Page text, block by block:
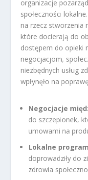
organizacje
społeczności
na rzecz stworzenia
które docierają do
dostępem do opieki
negocjacjom,
niezbędnych usług
wpłynęło na
Negocjacje
do szczepionek,
umowami na
Lokalne
doprowadziły do
zdrowia